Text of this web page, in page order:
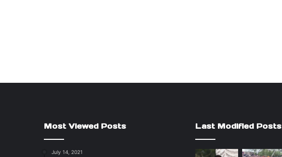
Most Viewed Posts
July 14, 2021
Last Modified Posts